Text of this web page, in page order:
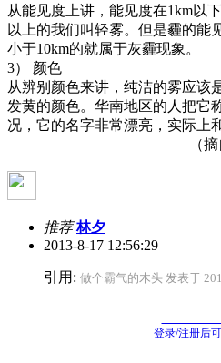
从能见度上讲，能见度在1km以
以上的我们叫轻雾。但是霾的能
小于10km的就属于灰霾现象。
3） 颜色
从辨别颜色来讲，纯洁的雾应该
发黄的颜色。华南地区的人把它
况，它的名字非常漂亮，实际上
（摘自《中国粉
推荐林夕
2013-8-17 12:56:29
引用: 做个霸气的木头 发表于
登录/注册后